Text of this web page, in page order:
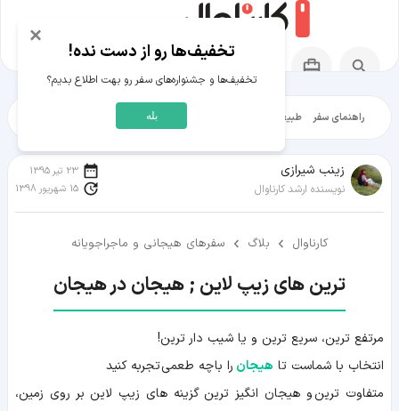
راهنمای سفر طبیعت‌گردی شهرگردی
زينب شيرازی
نویسنده ارشد کارناوال
23 تیر 1395
15 شهریور 1398
کارناوال بلاگ سفرهای هیجانی و ماجراجویانه
ترین های زیپ لاین ; هیجان در هیجان
مرتفع ترین، سریع ترین و یا شیب دار ترین!
انتخاب با شماست تا هیجان را با چه طعمی تجربه کنید
متفاوت ترین و هیجان انگیز ترین گزینه های زیپ لاین بر روی زمین،
×
تخفیف‌ها رو از دست نده!
تخفیف‌ها و جشنواره‌های سفر رو بهت اطلاع بدیم؟
بله